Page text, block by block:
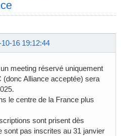
10-16 19:12:44
meeting réservé uniquement
Alliance acceptée) sera
le centre de la France plus
sont prisent dès
sont pas inscrites au 31 janvier